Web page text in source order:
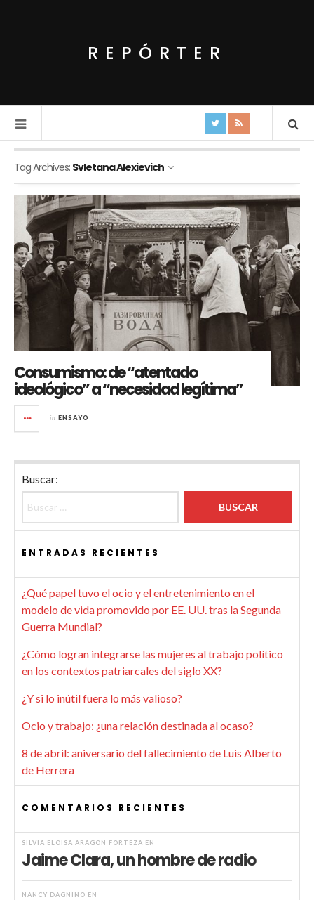
REPÓRTER
Tag Archives: Svletana Alexievich
Consumismo: de “atentado
ideológico” a “necesidad legítima”
in ENSAYO
Buscar:
ENTRADAS RECIENTES
¿Qué papel tuvo el ocio y el entretenimiento en el
modelo de vida promovido por EE. UU. tras la Segunda
Guerra Mundial?
¿Cómo logran integrarse las mujeres al trabajo político
en los contextos patriarcales del siglo XX?
¿Y si lo inútil fuera lo más valioso?
Ocio y trabajo: ¿una relación destinada al ocaso?
8 de abril: aniversario del fallecimiento de Luis Alberto
de Herrera
COMENTARIOS RECIENTES
SILVIA ELOISA ARAGÓN FORTEZA EN
Jaime Clara, un hombre de radio
NANCY DAGNINO EN